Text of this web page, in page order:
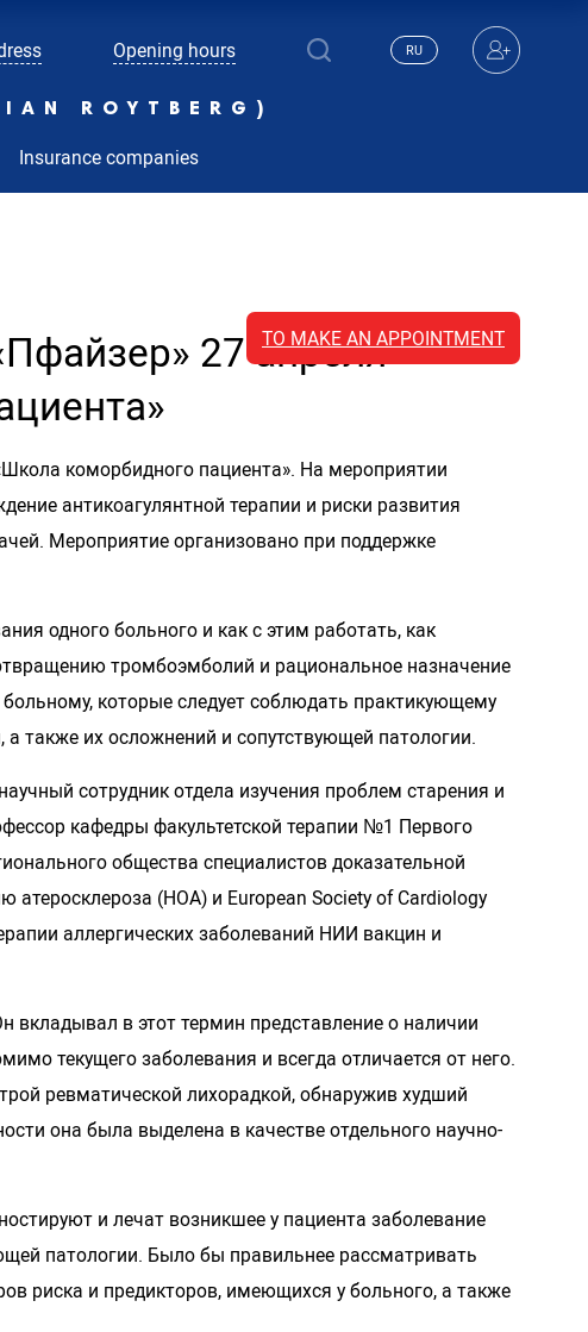
Opening hours RU
TO MAKE AN APPOINTMENT
ROYTBERG)
Insurance companies
27 апреля
коморбидного пациента». На мероприятии
антикоагулянтной терапии и риски развития
Мероприятие организовано при поддержке
одного больного и как с этим работать, как
тромбоэмболий и рациональное назначение
которые следует соблюдать практикующему
также их осложнений и сопутствующей патологии.
сотрудник отдела изучения проблем старения и
кафедры факультетской терапии №1 Первого
общества специалистов доказательной
(НОА) и European Society of Cardiology
аллергических заболеваний НИИ вакцин и
вкладывал в этот термин представление о наличии
текущего заболевания и всегда отличается от него.
ревматической лихорадкой, обнаружив худший
она была выделена в качестве отдельного научно-
и лечат возникшее у пациента заболевание
патологии. Было бы правильнее рассматривать
риска и предикторов, имеющихся у больного, а также